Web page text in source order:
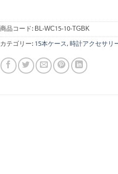
商品コード:BL-WC15-10-TGBK
カテゴリー:15本ケース,時計アクセサリ